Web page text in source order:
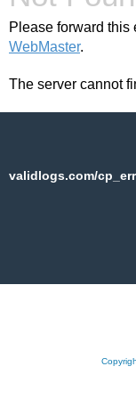
Please forward this
WebMaster.
The server cannot
validlogs.com/